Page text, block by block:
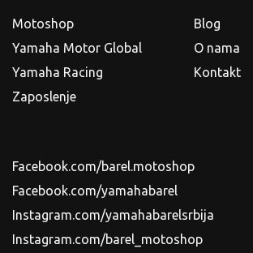
Motoshop
Yamaha Motor Global
Yamaha Racing
Zaposlenje
Blog
O nama
Kontakt
Facebook.com/barel.motoshop
Facebook.com/yamahabarel
Instagram.com/yamahabarelsrbija
Instagram.com/barel_motoshop